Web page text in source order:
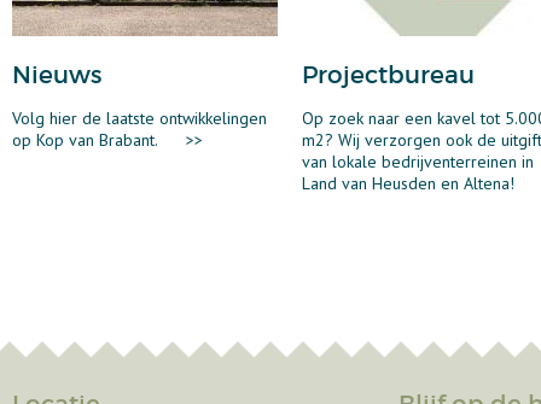
Nieuws
Volg hier de laatste ontwikkelingen
op Kop van Brabant.
>>
Projectbureau
Op zoek naar een kavel tot
m2? Wij verzorgen ook de
van lokale bedrijventerreinen in
Land van Heusden en Altena!